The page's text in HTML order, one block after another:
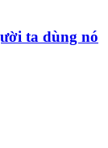
ta dùng nó